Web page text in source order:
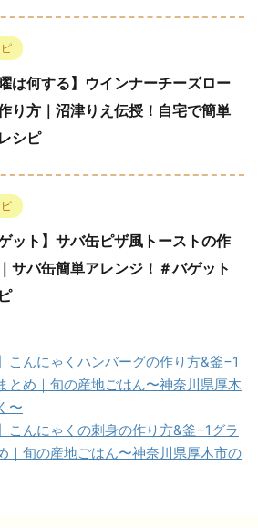
曜は何する】ウインナーチーズロー
り方｜沼津りえ伝授！自宅で簡単
シピ
ゲット】サバ缶ピザ風トーストの作
サバ缶簡単アレンジ！＃バゲット
こんにゃくハンバーグの作り方&釜−1
とめ｜旬の産地ごはん〜神奈川県厚木
〜
こんにゃくの刺身の作り方&釜−1グラ
｜旬の産地ごはん〜神奈川県厚木市の